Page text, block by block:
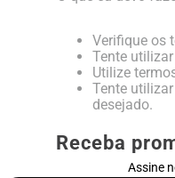
Verifique os
Tente
Utilize
Tente
desejado.
Receba
Assine